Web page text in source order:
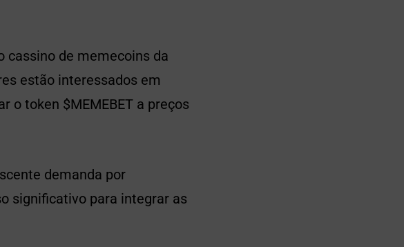
cassino de memecoins da
estão interessados em
o token $MEMEBET a preços
demanda por
significativo para integrar as